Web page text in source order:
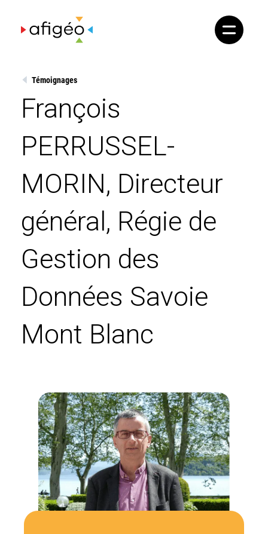
content
Témoignages
François
PERRUSSEL-
MORIN, Directeur
général, Régie de
Gestion des
Données Savoie
Mont Blanc